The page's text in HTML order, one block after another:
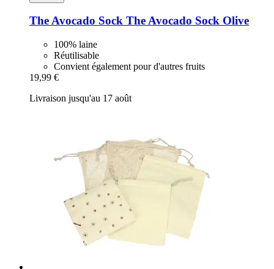
The Avocado Sock The Avocado Sock Olive
100% laine
Réutilisable
Convient également pour d'autres fruits
19,99 €
Livraison jusqu'au 17 août